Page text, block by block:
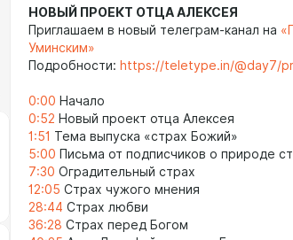
НОВЫЙ ПРОЕКТ ОТЦА АЛЕКСЕЯ
Приглашаем в новый телеграм-канал на
Уминским»
Подробности: https://teletype.in/@day7/
0:00 Начало
0:52 Новый проект отца Алексея
1:51 Тема выпуска «страх Божий»
5:00 Письма от подписчиков о природе
7:30 Оградительный страх
12:05 Страх чужого мнения
28:44 Страх любви
36:28 Страх перед Богом